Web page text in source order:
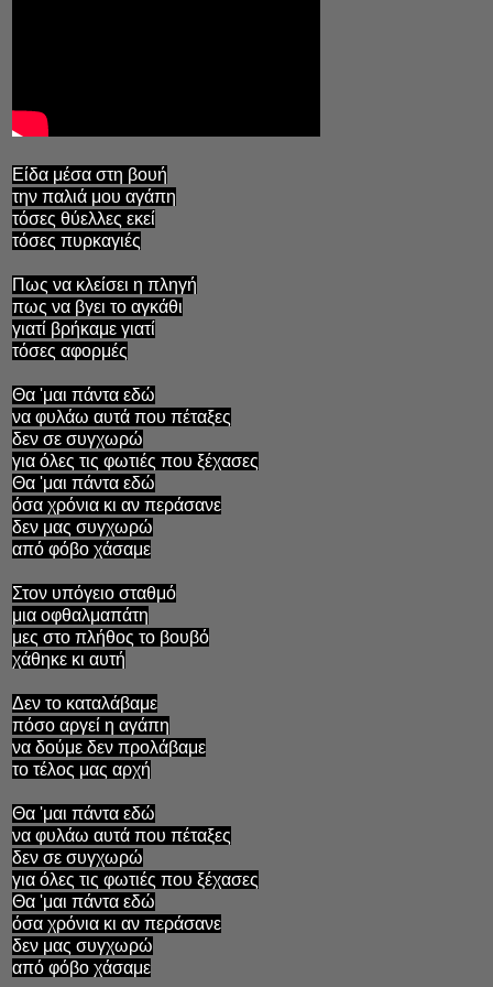
Είδα μέσα στη βουή
την παλιά μου αγάπη
τόσες θύελλες εκεί
τόσες πυρκαγιές
Πως να κλείσει η πληγή
πως να βγει το αγκάθι
γιατί βρήκαμε γιατί
τόσες αφορμές
Θα 'μαι πάντα εδώ
να φυλάω αυτά που πέταξες
δεν σε συγχωρώ
για όλες τις φωτιές που ξέχασες
Θα 'μαι πάντα εδώ
όσα χρόνια κι αν περάσανε
δεν μας συγχωρώ
από φόβο χάσαμε
Στον υπόγειο σταθμό
μια οφθαλμαπάτη
μες στο πλήθος το βουβό
χάθηκε κι αυτή
Δεν το καταλάβαμε
πόσο αργεί η αγάπη
να δούμε δεν προλάβαμε
το τέλος μας αρχή
Θα 'μαι πάντα εδώ
να φυλάω αυτά που πέταξες
δεν σε συγχωρώ
για όλες τις φωτιές που ξέχασες
Θα 'μαι πάντα εδώ
όσα χρόνια κι αν περάσανε
δεν μας συγχωρώ
από φόβο χάσαμε